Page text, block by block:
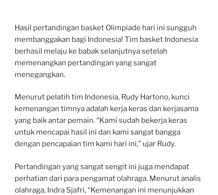
Hasil pertandingan basket Olimpiade hari ini sungguh
membanggakan bagi Indonesia! Tim basket Indonesia
berhasil melaju ke babak selanjutnya setelah
memenangkan pertandingan yang sangat
menegangkan.
Menurut pelatih tim Indonesia, Rudy Hartono, kunci
kemenangan timnya adalah kerja keras dan kerjasama
yang baik antar pemain. “Kami sudah bekerja keras
untuk mencapai hasil ini dan kami sangat bangga
dengan pencapaian tim kami hari ini,” ujar Rudy.
Pertandingan yang sangat sengit ini juga mendapat
perhatian dari para pengamat olahraga. Menurut analis
olahraga, Indra Sjafri, “Kemenangan ini menunjukkan